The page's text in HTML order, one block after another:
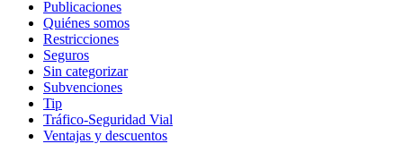
Publicaciones
Quiénes somos
Restricciones
Seguros
Sin categorizar
Subvenciones
Tip
Tráfico-Seguridad Vial
Ventajas y descuentos